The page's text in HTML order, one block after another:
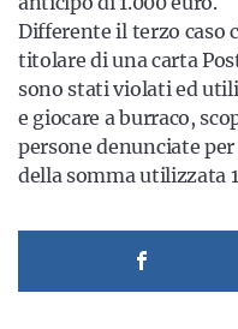
Differente il terzo caso
titolare di una carta
sono stati violati ed
e giocare a burraco,
persone denunciate
della somma utilizzata